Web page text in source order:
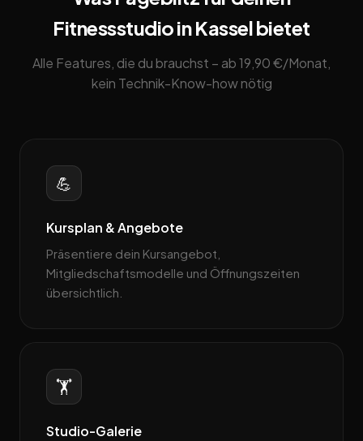
Fitnessstudio in Kassel bietet
Alle Features, die du brauchst – ab 19,90 €/Monat,
kein Technik-Know-how nötig
💪
Kursplan & Angebote
Präsentiere dein Kursangebot,
Mitgliedschaftsmodelle und Öffnungszeiten
übersichtlich.
🏋️
Studio-Galerie